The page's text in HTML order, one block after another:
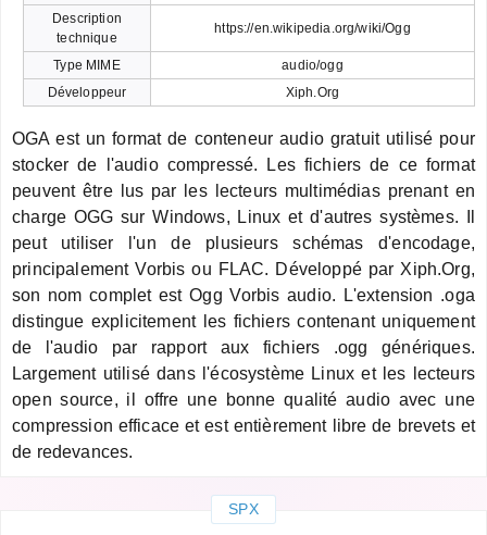
Description
technique
https://en.wikipedia.org/wiki/Ogg
Type MIME
audio/ogg
Développeur
Xiph.Org
OGA est un format de conteneur audio gratuit utilisé pour
stocker de l'audio compressé. Les fichiers de ce format
peuvent être lus par les lecteurs multimédias prenant en
charge OGG sur Windows, Linux et d'autres systèmes. Il
peut utiliser l'un de plusieurs schémas d'encodage,
principalement Vorbis ou FLAC. Développé par Xiph.Org,
son nom complet est Ogg Vorbis audio. L'extension .oga
distingue explicitement les fichiers contenant uniquement
de l'audio par rapport aux fichiers .ogg génériques.
Largement utilisé dans l'écosystème Linux et les lecteurs
open source, il offre une bonne qualité audio avec une
compression efficace et est entièrement libre de brevets et
de redevances.
SPX